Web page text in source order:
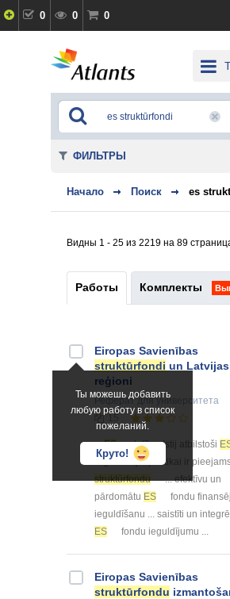
0 0 0
Начало Поиск es
Видны 1 - 25 из 2219 на 89
Работы Комплекты
Ты можешь добавить
любую работу в список
пожеланий.
Круто!
Eiropas Savienības
struktūrfondi un Latvijas
reģioni
Рефератдля университета
...ES dalībvalstij atbilstoši
reģionālajai politikai ir
struktūrfondu
... efektīvu un
pārdomātu ES
fondu
ieguldīšanu ... saistīti un
ES
fondu ieguldījumu ...
Eiropas Savienības
struktūrfondu
ФИЛЬТРЫ